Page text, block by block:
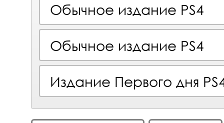
Обычное издание PS4
Обычное издание PS4
Издание Первого дня